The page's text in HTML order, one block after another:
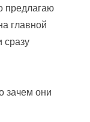
предлагаю
главной
сразу
зачем они